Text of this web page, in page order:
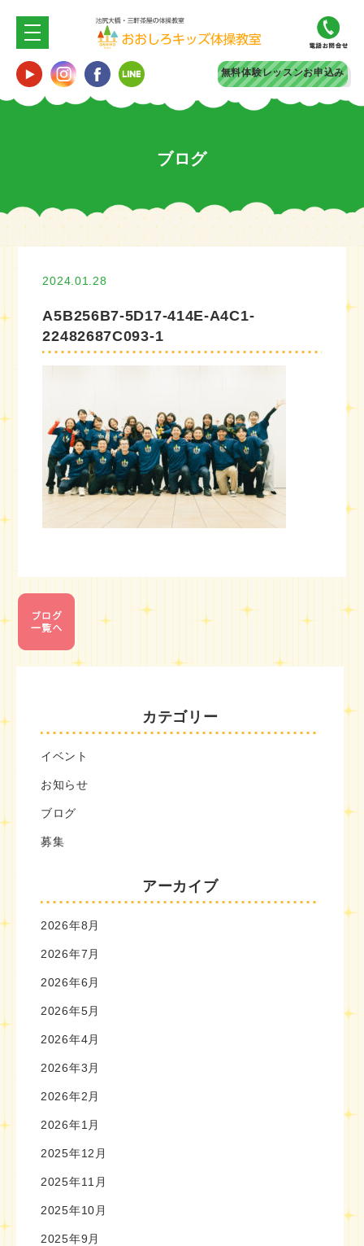
無料体験レッスンお申込み
ブログ
カテゴリー
イベント
お知らせ
ブログ
募集
アーカイブ
2026年8月
2026年7月
2026年6月
2026年5月
2026年4月
2026年3月
2026年2月
2026年1月
2025年12月
2025年11月
2025年10月
2025年9月
2024.01.28
A5B256B7-5D17-414E-A4C1-
22482687C093-1